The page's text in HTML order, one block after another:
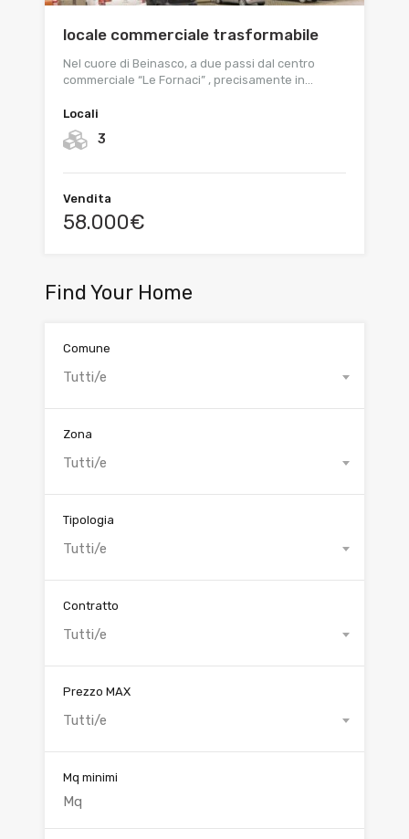
locale commerciale trasformabile
Nel cuore di Beinasco, a due passi dal centro
commerciale “Le Fornaci” , precisamente in…
Locali
3
Vendita
58.000€
Find Your Home
Comune
Tutti/e
Zona
Tutti/e
Tipologia
Tutti/e
Contratto
Tutti/e
Prezzo MAX
Tutti/e
Mq minimi